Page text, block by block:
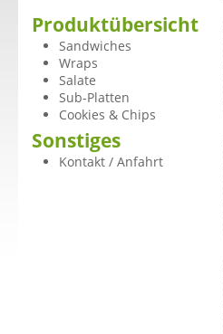
Produktübersicht
Sandwiches
Wraps
Salate
Sub-Platten
Cookies & Chips
Sonstiges
Kontakt / Anfahrt